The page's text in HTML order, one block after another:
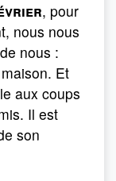
, pour
nous nous
nous :
Et
aux coups
Il est
son